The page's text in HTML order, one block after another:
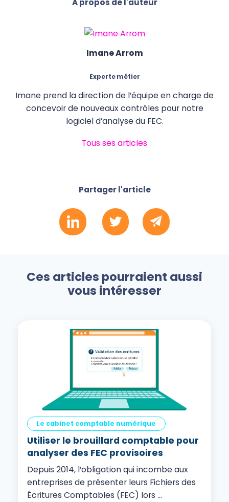
Imane Arrom
Experte métier
Imane prend la direction de l’équipe en charge de
concevoir de nouveaux contrôles pour notre
logiciel d’analyse du FEC.
Tous ses articles
Partager l'article
Ces articles pourraient aussi
vous intéresser
Le cabinet comptable numérique
Utiliser le brouillard comptable pour
analyser des FEC provisoires
Depuis 2014, l’obligation qui incombe aux
entreprises de présenter leurs Fichiers des
Écritures Comptables (FEC) lors ...